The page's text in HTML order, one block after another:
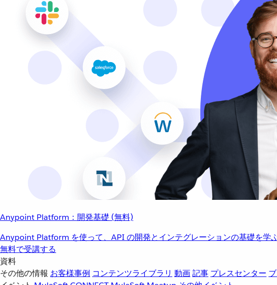
Anypoint Platform：開発基礎 (無料)
Anypoint Platform を使って、API の開発とインテグレーションの基礎を学
無料で受講する
資料
その他の情報 お客様事例 コンテンツライブラリ 動画記事 プレスセンター